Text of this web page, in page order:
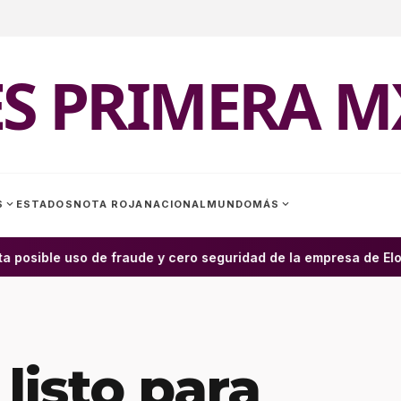
PRIMERA
expand_more ESTADOS NOTA ROJA NACIONAL MUNDOMÁS expand_more
uso de fraude y cero seguridad de la empresa de Elon